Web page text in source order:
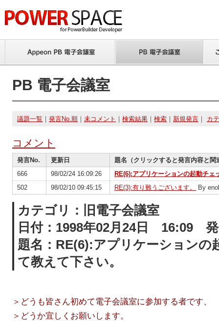
PB 電子会議室
議題一覧 ｜ 発言No.順 ｜ 未コメント ｜ 検索結果 ｜ 検索 ｜ 新規発言 ｜ カ
コメント
発言No. 更新日
題名（クリックすると発言内容と
666
98/02/24 16:09:26
RE(6):アプリケーションの起動チェ
502
98/02/10 09:45:15 RE(3):有り難うございます。 By
カテゴリ：旧電子会議室
日付：1998年02月24日 16:09
題名：RE(6):アプリケーションの
て教えて下さい。
＞どうも皆さん初めて電子会議室に参加する者です、
＞どうか宜しくお願いします。